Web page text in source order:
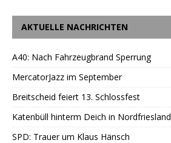
AKTUELLE NACHRICHTEN
A40: Nach Fahrzeugbrand Sperrung
MercatorJazz im September
Breitscheid feiert 13. Schlossfest
Katenbüll hinterm Deich in Nordfriesland
SPD: Trauer um Klaus Hänsch